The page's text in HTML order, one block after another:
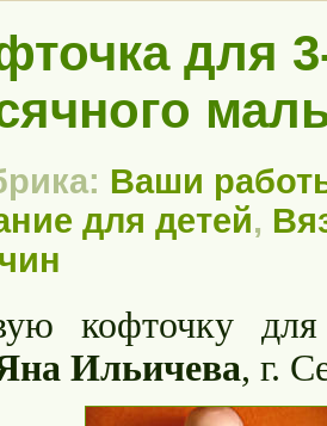
для
Ваши
для детей,
кофточку
Ильичева, г.